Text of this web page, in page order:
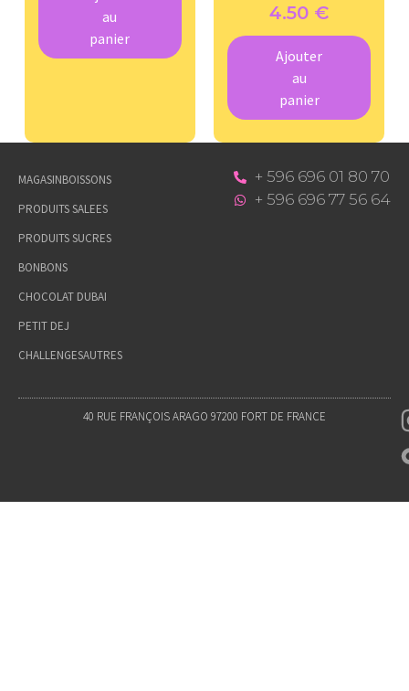
au
panier
4.50 €
Ajouter
au
panier
MAGASINBOISSONS
PRODUITS SALEES
PRODUITS SUCRES
BONBONS
CHOCOLAT DUBAI
PETIT DEJ
CHALLENGESAUTRES
+ 596 696 01 80 70
+ 596 696 77 56 64
40 RUE FRANÇOIS ARAGO 97200 FORT DE FRANCE